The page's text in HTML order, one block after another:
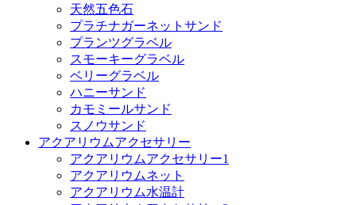
天然五色石
プラチナガーネットサンド
プランツグラベル
スモーキーグラベル
ベリーグラベル
ハニーサンド
カモミールサンド
スノウサンド
アクアリウムアクセサリー
アクアリウムアクセサリー1
アクアリウムネット
アクアリウム水温計